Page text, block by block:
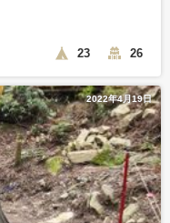
23 26
2022年4月19日